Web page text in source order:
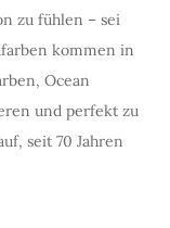
zu fühlen – sei
kommen in
Ocean
und perfekt zu
seit 70 Jahren